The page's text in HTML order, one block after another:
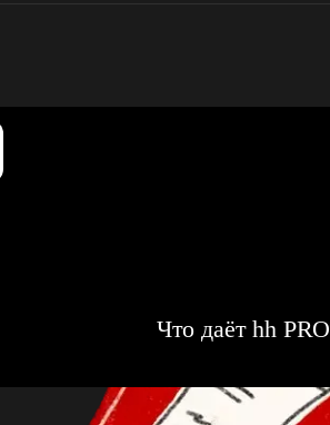
Что даёт hh PRO